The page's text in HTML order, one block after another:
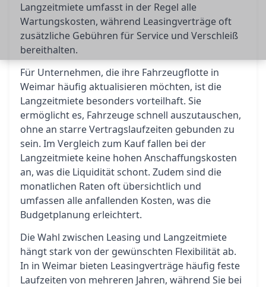
Langzeitmiete umfasst in der Regel alle
Wartungskosten, während Leasingverträge oft
zusätzliche Gebühren für Service und Verschleiß
bereithalten.
Für Unternehmen, die ihre Fahrzeugflotte in
Weimar häufig aktualisieren möchten, ist die
Langzeitmiete besonders vorteilhaft. Sie
ermöglicht es, Fahrzeuge schnell auszutauschen,
ohne an starre Vertragslaufzeiten gebunden zu
sein. Im Vergleich zum Kauf fallen bei der
Langzeitmiete keine hohen Anschaffungskosten
an, was die Liquidität schont. Zudem sind die
monatlichen Raten oft übersichtlich und
umfassen alle anfallenden Kosten, was die
Budgetplanung erleichtert.
Die Wahl zwischen Leasing und Langzeitmiete
hängt stark von der gewünschten Flexibilität ab.
In in Weimar bieten Leasingverträge häufig feste
Laufzeiten von mehreren Jahren, während Sie bei